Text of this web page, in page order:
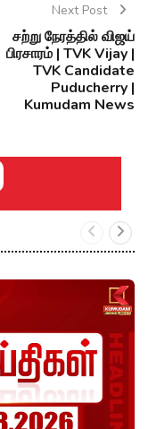
Next Post
சற்று நேரத்தில் விஜய்
பிரசாரம் | TVK Vijay |
TVK Candidate
Puducherry |
Kumudam News